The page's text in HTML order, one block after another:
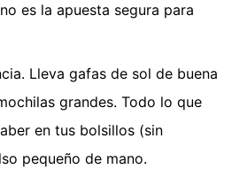
es la apuesta segura para
Lleva gafas de sol de buena
grandes. Todo lo que
en tus bolsillos (sin
pequeño de mano.